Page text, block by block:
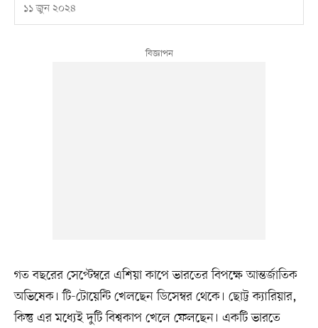
১১ জুন ২০২৪
গত বছরের সেপ্টেম্বরে এশিয়া কাপে ভারতের বিপক্ষে আন্তর্জাতিক
অভিষেক। টি-টোয়েন্টি খেলছেন ডিসেম্বর থেকে। ছোট্ট ক্যারিয়ার,
কিন্তু এর মধ্যেই দুটি বিশ্বকাপ খেলে ফেলছেন। একটি ভারতে